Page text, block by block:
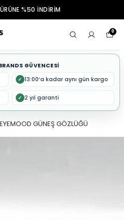
%50 İNDİRİM
0
GÜVENCESİ
✓ 13:00’a kadar aynı gün kargo
✓ 2 yıl garanti
EYEMOOD GÜNEŞ GÖZLÜĞÜ